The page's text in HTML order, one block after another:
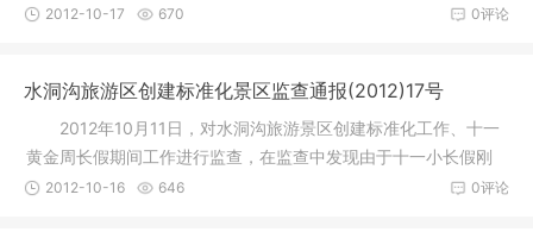
召开了一
0评论
2012-10-17 670
水洞沟旅游区创建标准化景区监查通报(2012)17号
2012年10月11日，对水洞沟旅游景区创建标准化工作、十一
黄金周长假期间工作进行监查，在监查中发现由于十一小长假刚
过，旅游
0评论
2012-10-16 646